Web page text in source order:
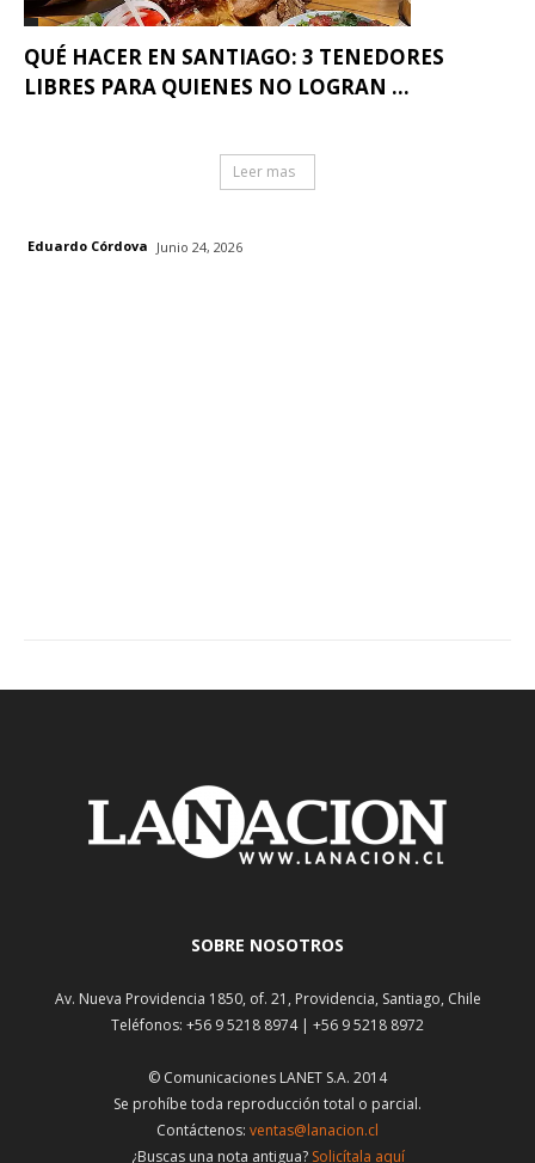
QUÉ HACER EN SANTIAGO: 3 TENEDORES
LIBRES PARA QUIENES NO LOGRAN ...
Leer mas
Eduardo Córdova Junio 24, 2026
SOBRE NOSOTROS
Av. Nueva Providencia 1850, of. 21, Providencia, Santiago, Chile
Teléfonos: +56 9 5218 8974 | +56 9 5218 8972
© Comunicaciones LANET S.A. 2014
Se prohíbe toda reproducción total o parcial.
Contáctenos: ventas@lanacion.cl
¿Buscas una nota antigua? Solicítala aquí